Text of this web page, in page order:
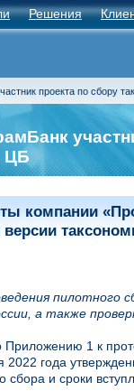
Решения
проекта по сбору
ЦБ
компании
версии
пилотного
а также
Приложению 1 к
2022 года
сбора и сроки